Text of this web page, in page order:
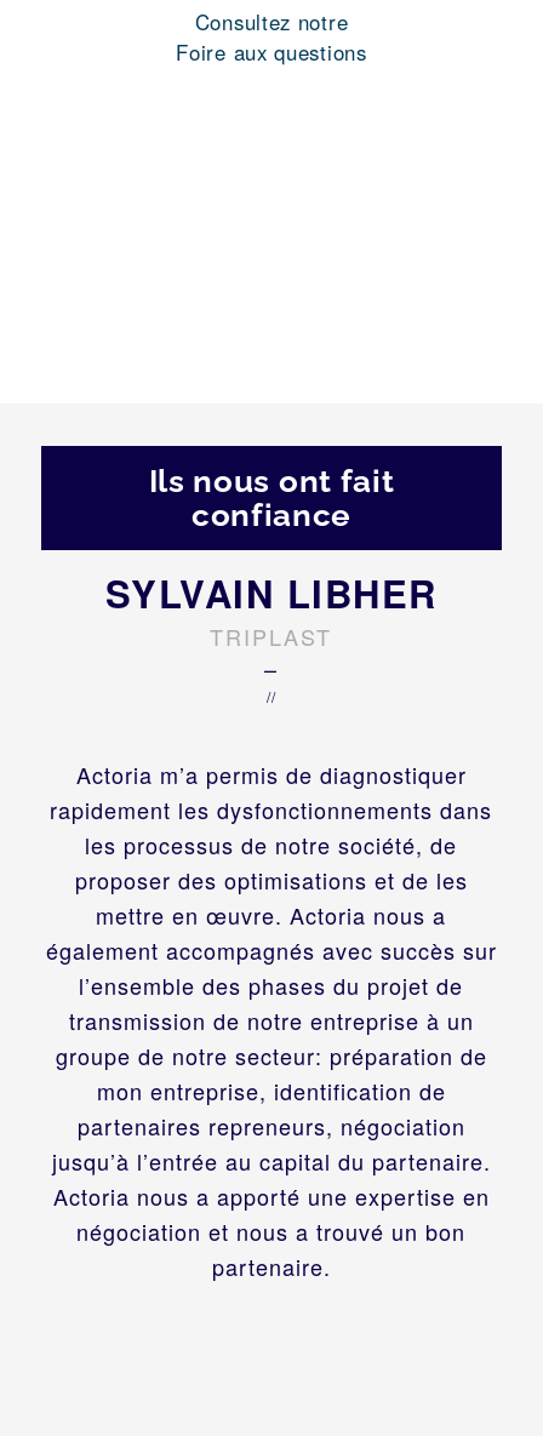
Consultez notre
Foire aux questions
Ils nous ont fait
confiance
Actoria m’a permis de diagnostiquer
rapidement les dysfonctionnements dans
les processus de notre société, de
proposer des optimisations et de les
mettre en œuvre. Actoria nous a
également accompagnés avec succès sur
l’ensemble des phases du projet de
transmission de notre entreprise à un
groupe de notre secteur: préparation de
mon entreprise, identification de
partenaires repreneurs, négociation
jusqu’à l’entrée au capital du partenaire.
Actoria nous a apporté une expertise en
négociation et nous a trouvé un bon
partenaire.
SYLVAIN LIBHER
TRIPLAST
–
//